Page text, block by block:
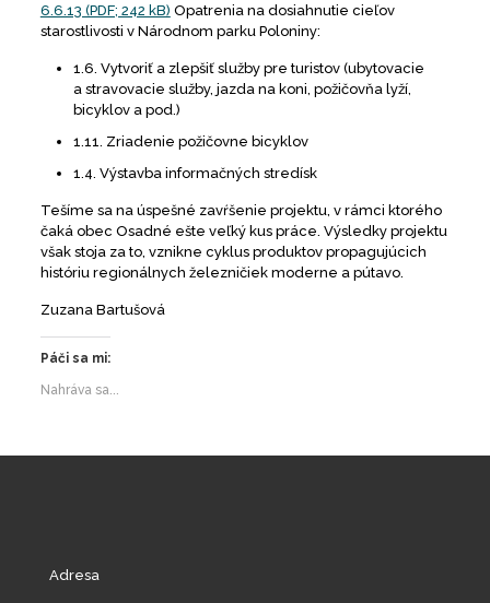
6.6.13 (PDF; 242 kB) Opatrenia na dosiahnutie cieľov
starostlivosti v Národnom parku Poloniny:
1.6. Vytvoriť a zlepšiť služby pre turistov (ubytovacie
a stravovacie služby, jazda na koni, požičovňa lyží,
bicyklov a pod.)
1.11. Zriadenie požičovne bicyklov
1.4. Výstavba informačných stredísk
Tešíme sa na úspešné zavŕšenie projektu, v rámci ktorého
čaká obec Osadné ešte veľký kus práce. Výsledky projektu
však stoja za to, vznikne cyklus produktov propagujúcich
históriu regionálnych železničiek moderne a pútavo.
Zuzana Bartušová
Páči sa mi:
Nahráva sa...
Adresa